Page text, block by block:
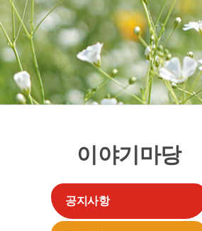
이야기마당
공지사항